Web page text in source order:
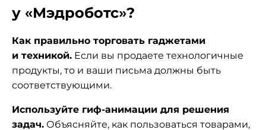
у «Мэдроботс»?
Как правильно торговать гаджетами
и техникой. Если вы продаете технологичные
продукты, то и ваши письма должны быть
соответствующими.
Используйте гиф-анимации для решения
задач. Объясняйте, как пользоваться товарами,